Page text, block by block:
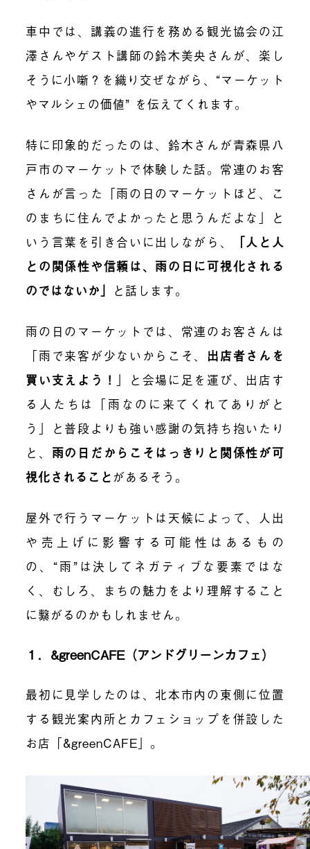
車中では、講義の進行を務める観光協会の江
澤さんやゲスト講師の鈴木美央さんが、楽し
そうに小噺？を織り交ぜながら、“マーケット
やマルシェの価値” を伝えてくれます。
特に印象的だったのは、鈴木さんが青森県八
戸市のマーケットで体験した話。常連のお客
さんが言った「雨の日のマーケットほど、こ
のまちに住んでよかったと思うんだよな」と
いう言葉を引き合いに出しながら、
「人と人
との関係性や信頼は、雨の日に可視化される
のではないか 」 と話します。
雨の日のマーケットでは、常連のお客さんは
「雨で来客が少ないからこそ、 出店者さんを
買い支えよう ！ 」と会場に足を運び、出店す
る人たちは「雨なのに来てくれてありがと
う」と普段よりも強い感謝の気持ち抱いたり
と、 雨の日だからこそはっきりと関係性が可
視化されること があるそう。
屋外で行うマーケットは天候によって、人出
や売上げに影響する可能性はあるもの
の、“雨”は決してネガティブな要素ではな
く、むしろ、まちの魅力をより理解すること
に繋がるのかもしれません。
１．&greenCAFE（アンドグリーンカフェ）
最初に見学したのは、北本市内の東側に位置
する観光案内所とカフェショップを併設した
お店「&greenCAFE」。